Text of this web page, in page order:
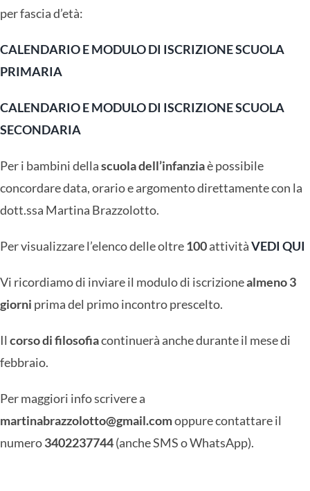
per fascia d’età:
CALENDARIO E MODULO DI ISCRIZIONE SCUOLA
PRIMARIA
CALENDARIO E MODULO DI ISCRIZIONE SCUOLA
SECONDARIA
Per i bambini dellascuola dell’infanziaè possibile
concordare data, orario e argomento direttamente con la
dott.ssa Martina Brazzolotto.
Per visualizzare l’elenco delle oltre100attivitàVEDI QUI
Vi ricordiamo di inviare il modulo di iscrizionealmeno 3
giorni prima del primo incontro prescelto.
Il corso di filosofiacontinuerà anche durante il mese di
febbraio.
Per maggiori info scrivere a
martinabrazzolotto@gmail.comoppure contattare il
numero3402237744(anche SMS o WhatsApp).